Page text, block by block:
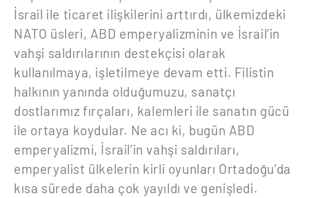
İsrail ile ticaret ilişkilerini arttırdı, ülkemizdeki
NATO üsleri, ABD emperyalizminin ve İsrail’in
vahşi saldırılarının destekçisi olarak
kullanılmaya, işletilmeye devam etti. Filistin
halkının yanında olduğumuzu, sanatçı
dostlarımız fırçaları, kalemleri ile sanatın gücü
ile ortaya koydular. Ne acı ki, bugün ABD
emperyalizmi, İsrail’in vahşi saldırıları,
emperyalist ülkelerin kirli oyunları Ortadoğu’da
kısa sürede daha çok yayıldı ve genişledi.